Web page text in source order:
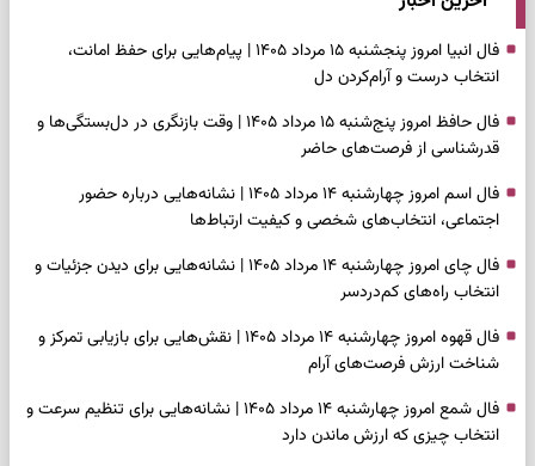
فال انبیا امروز پنجشنبه ۱۵ مرداد ۱۴۰۵ | پیام‌هایی برای حفظ امانت،
انتخاب درست و آرام‌کردن دل
فال حافظ امروز پنج‌شنبه ۱۵ مرداد ۱۴۰۵ | وقت بازنگری در دل‌بستگی‌ها و
قدرشناسی از فرصت‌های حاضر
فال اسم امروز چهارشنبه ۱۴ مرداد ۱۴۰۵ | نشانه‌هایی درباره حضور
اجتماعی، انتخاب‌های شخصی و کیفیت ارتباط‌ها
فال چای امروز چهارشنبه ۱۴ مرداد ۱۴۰۵ | نشانه‌هایی برای دیدن جزئیات و
انتخاب راه‌های کم‌دردسر
فال قهوه امروز چهارشنبه ۱۴ مرداد ۱۴۰۵ | نقش‌هایی برای بازیابی تمرکز و
شناخت ارزش فرصت‌های آرام
فال شمع امروز چهارشنبه ۱۴ مرداد ۱۴۰۵ | نشانه‌هایی برای تنظیم سرعت و
انتخاب چیزی که ارزش ماندن دارد